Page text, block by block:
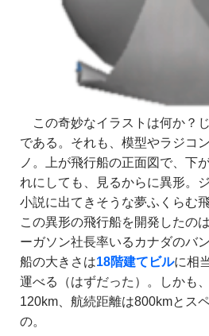
この奇妙なイラストは何か？
である。それも、模型やラジコ
ノ。上が飛行船の正面図で、下
れにしても、見るからに異形。
小説に出てきそうな夢ふくらむ飛
この異形の飛行船を開発したの
ーガソン社長率いるカナダのバ
船の大きさは18階建てビルに相
運べる（はずだった）。しかも
120km、航続距離は800kmとス
の。